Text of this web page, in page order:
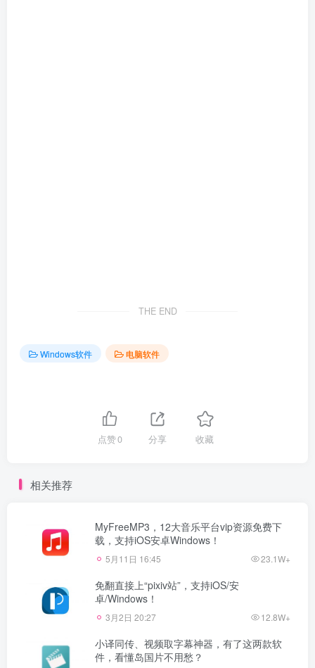
THE END
Windows软件 电脑软件
点赞0 分享 收藏
相关推荐
MyFreeMP3，12大音乐平台vip资源免费下
载，支持iOS安卓Windows！
5月11日 16:45 23.1W+
免翻直接上“pixiv站”，支持iOS/安
卓/Windows！
3月2日 20:27 12.8W+
小译同传、视频取字幕神器，有了这两款软
件，看懂岛国片不用愁？